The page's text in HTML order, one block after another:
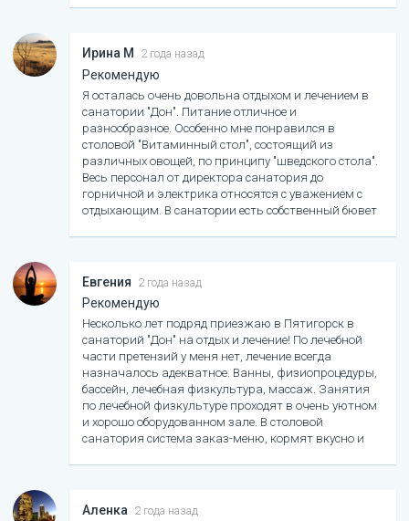
Ирина М 2 года назад
Рекомендую
Я осталась очень довольна отдыхом и лечением в
санатории "Дон". Питание отличное и
разнообразное. Особенно мне понравился в
столовой "Витаминный стол", состоящий из
различных овощей, по принципу "шведского стола".
Весь персонал от директора санатория до
горничной и электрика относятся с уважением с
отдыхающим. В санатории есть собственный бювет
Евгения 2 года назад
Рекомендую
Несколько лет подряд приезжаю в Пятигорск в
санаторий "Дон" на отдых и лечение! По лечебной
части претензий у меня нет, лечение всегда
назначалось адекватное. Ванны, физиопроцедуры,
бассейн, лечебная физкультура, массаж. Занятия
по лечебной физкультуре проходят в очень уютном
и хорошо оборудованном зале. В столовой
санатория система заказ-меню, кормят вкусно и
Эоловой арфы, спуститься к Цветнику.
Аленка 2 года назад